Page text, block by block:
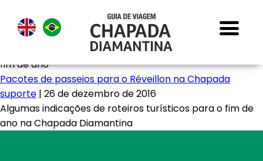
fim de ano
Pacotes de passeios para o Réveillon na Chapada
suporte | 26 de dezembro de 2016
Algumas indicações de roteiros turísticos para o fim de
ano na Chapada Diamantina